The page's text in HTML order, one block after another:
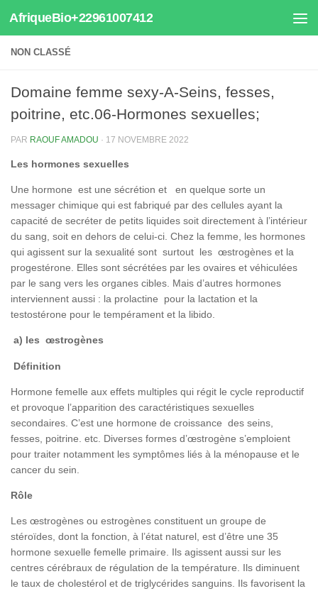
Au dessous du contenu
AfriqueBio+22961007412
NON CLASSÉ
Domaine femme sexy-A-Seins, fesses,
poitrine, etc.06-Hormones sexuelles;
PAR RAOUF AMADOU · 17 NOVEMBRE 2022
Les hormones sexuelles
Une hormone est une sécrétion et en quelque sorte un
messager chimique qui est fabriqué par des cellules ayant la
capacité de secréter de petits liquides soit directement à l’intérieur
du sang, soit en dehors de celui-ci. Chez la femme, les hormones
qui agissent sur la sexualité sont surtout les œstrogènes et la
progestérone. Elles sont sécrétées par les ovaires et véhiculées
par le sang vers les organes cibles. Mais d’autres hormones
interviennent aussi : la prolactine pour la lactation et la
testostérone pour le tempérament et la libido.
a) les œstrogènes
Définition
Hormone femelle aux effets multiples qui régit le cycle reproductif
et provoque l’apparition des caractéristiques sexuelles
secondaires. C’est une hormone de croissance des seins,
fesses, poitrine. etc. Diverses formes d’œstrogène s’emploient
pour traiter notamment les symptômes liés à la ménopause et le
cancer du sein.
Rôle
Les œstrogènes ou estrogènes constituent un groupe de
stéroïdes, dont la fonction, à l’état naturel, est d’être une 35
hormone sexuelle femelle primaire. Ils agissent aussi sur les
centres cérébraux de régulation de la température. Ils diminuent
le taux de cholestérol et de triglycérides sanguins. Ils favorisent la